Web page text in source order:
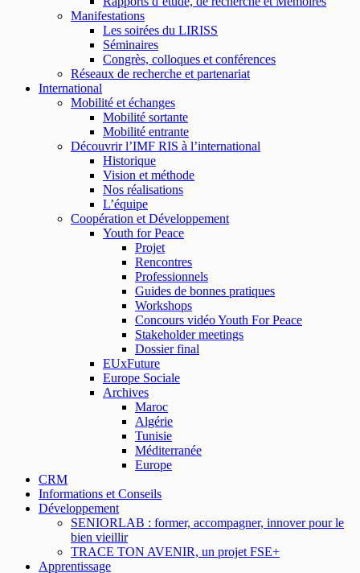
Manifestations
Les soirées du LIRISS
Séminaires
Congrès, colloques et conférences
Réseaux de recherche et partenariat
International
Mobilité et échanges
Mobilité sortante
Mobilité entrante
Découvrir l’IMF RIS à l’international
Historique
Vision et méthode
Nos réalisations
L’équipe
Coopération et Développement
Youth for Peace
Projet
Rencontres
Professionnels
Guides de bonnes pratiques
Workshops
Concours vidéo Youth For Peace
Stakeholder meetings
Dossier final
EUxFuture
Europe Sociale
Archives
Maroc
Algérie
Tunisie
Méditerranée
Europe
CRM
Informations et Conseils
Développement
SENIORLAB : former, accompagner, innover pour le
bien vieillir
TRACE TON AVENIR, un projet FSE+
Apprentissage